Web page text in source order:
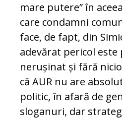
mare putere” în
care condamni
face, de fapt, din
adevărat pericol
nerușinat și fără
că AUR nu are
politic, în afară de
sloganuri, dar